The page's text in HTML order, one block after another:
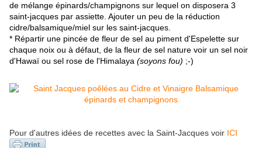
de mélange épinards/champignons sur lequel on disposera 3
saint-jacques par assiette. Ajouter un peu de la réduction
cidre/balsamique/miel sur les saint-jacques.
* Répartir une pincée de fleur de sel au piment d'Espelette sur
chaque noix ou à défaut, de la fleur de sel nature voir un sel noir
d'Hawaï ou sel rose de l'Himalaya (soyons fou) ;-)
Pour d'autres idées de recettes avec la Saint-Jacques voir ICI